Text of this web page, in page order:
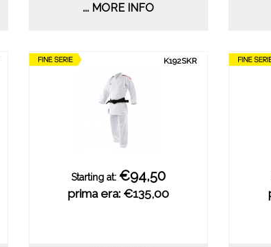
... MORE INFO
K192SKR
Starting at:€94,50
prima era: €135,00